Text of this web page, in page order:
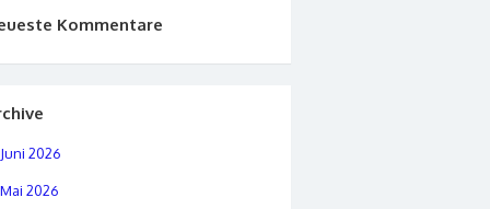
Kommentare
Juni 2026
Mai 2026